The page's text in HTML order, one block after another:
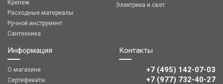
Крепеж
Расходные материалы
Ручной инструмент
Сантехника
Электрика и свет
Информация
О магазине
Сертификаты
Контакты
+7 (495) 142-07-03
‎‎+7 (977) 732-40-27